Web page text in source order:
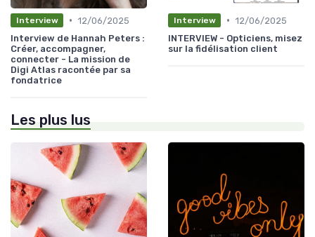
Interview • 12/06/2025
Interview de Hannah Peters :
Créer, accompagner,
connecter - La mission de
Digi Atlas racontée par sa
fondatrice
Interview • 12/06/2025
INTERVIEW - Opticiens, misez
sur la fidélisation client
Les plus lus